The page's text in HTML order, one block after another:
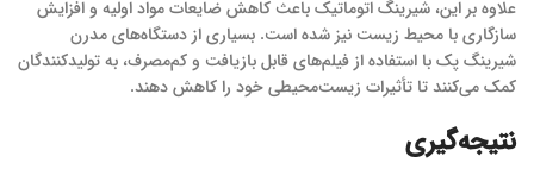
علاوه بر این، شیرینگ اتوماتیک باعث کاهش ضایعات مواد اولیه و افزایش
سازگاری با محیط زیست نیز شده است. بسیاری از دستگاه‌های مدرن
شیرینگ پک با استفاده از فیلم‌های قابل بازیافت و کم‌مصرف، به تولیدکنندگان
کمک می‌کنند تا تأثیرات زیست‌محیطی خود را کاهش دهند.
نتیجه‌گیری